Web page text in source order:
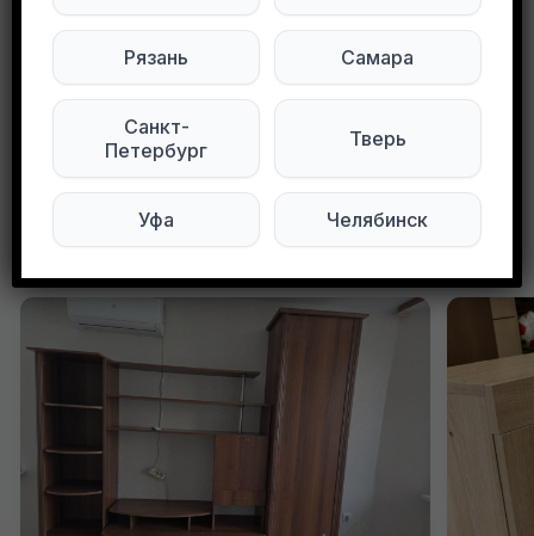
Мы в Max Мы в Telegram
0 68 просмотров
Другие объявления в этом городе
Рязань Самара
Санкт-
Петербург
Тверь
Уфа Челябинск